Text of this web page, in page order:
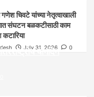
गणेश चिवटे यांच्या नेतृत्वाखाली
संघटन बळकटीसाठी काम
July 31, 2026 0
योगदिन